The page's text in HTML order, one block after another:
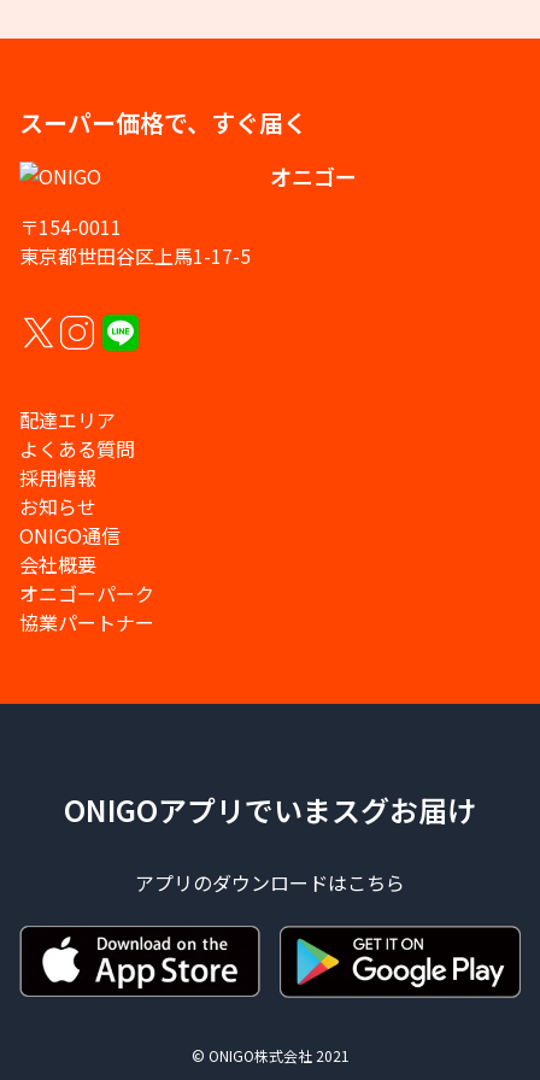
スーパー価格で、すぐ届く
オニゴー
〒154-0011
東京都世田谷区上馬1-17-5
配達エリア
よくある質問
採用情報
お知らせ
ONIGO通信
会社概要
オニゴーパーク
協業パートナー
ONIGOアプリでいまスグお届け
アプリのダウンロードはこちら
© ONIGO株式会社 2021